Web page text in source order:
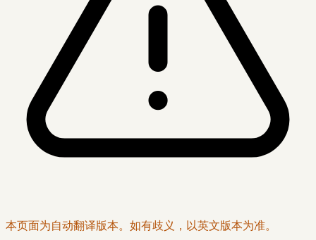
本页面为自动翻译版本。如有歧义，以英文版本为准。